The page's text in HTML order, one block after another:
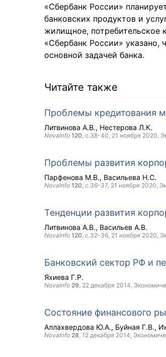
«Сбербанк России»
банковских продуктов и
жилищное, потребительское
«Сбербанк России» указано,
основной задачей банка.
Читайте также
Проблемы кредитования
Литвинова А.В. Нестерова Л.К.
NovaInfo 120, с.38-40, 21 ноября 2020,
Проблемы развития
Парфенова М.В. Васильева Н.С.
NovaInfo 120, с.36-37, 21 ноября 2020,
Тенденции развития
Литвинова А.В. Васильев А.В.
NovaInfo 120, с.32-36, 21 ноября 2020,
Банковский сектор РФ и
Яхиева Г.Р.
NovaInfo 29, 22 декабря 2014,
Состояние финансового
Аллахвердова Ю.А. Буйная Г.В.
NovaInfo 28, 12 декабря 2014,